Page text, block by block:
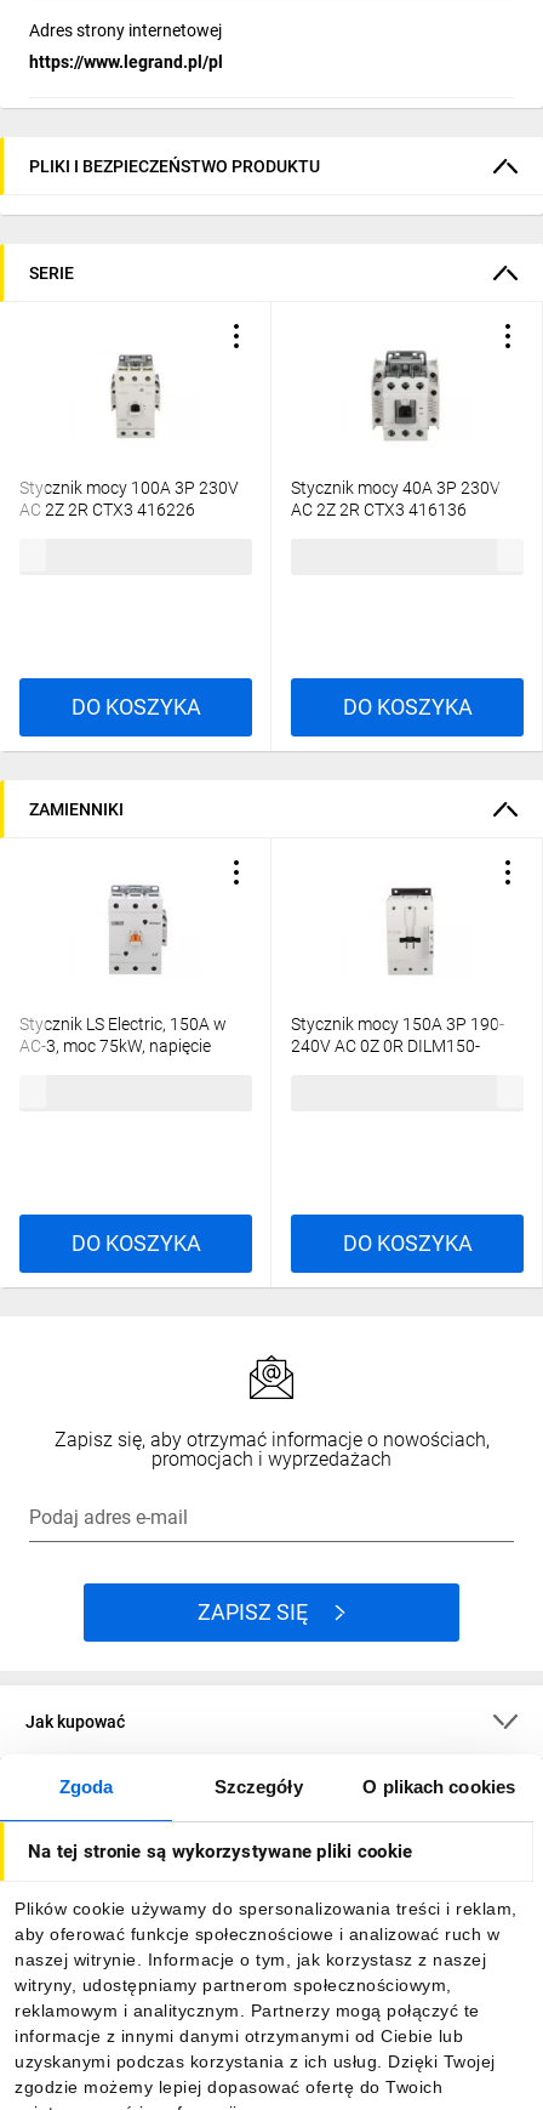
Zgoda Szczegóły O plikach cookies
Na tej stronie są wykorzystywane pliki cookie
Plików cookie używamy do spersonalizowania treści i reklam,
aby oferować funkcje społecznościowe i analizować ruch w
naszej witrynie. Informacje o tym, jak korzystasz z naszej
witryny, udostępniamy partnerom społecznościowym,
reklamowym i analitycznym. Partnerzy mogą połączyć te
informacje z innymi danymi otrzymanymi od Ciebie lub
uzyskanymi podczas korzystania z ich usług. Dzięki Twojej
zgodzie możemy lepiej dopasować ofertę do Twoich
Adres strony internetowej
https://www.legrand.pl/pl
PLIKI I BEZPIECZEŃSTWO PRODUKTU
SERIE
Stycznik mocy 100A 3P 230V
AC 2Z 2R CTX3 416226
DO KOSZYKA
Stycznik mocy 40A 3P 230V
AC 2Z 2R CTX3 416136
DO KOSZYKA
ZAMIENNIKI
Stycznik LS Electric, 150A w
AC-3, moc 75kW, napięcie
DO KOSZYKA
Stycznik mocy 150A 3P 190-
240V AC 0Z 0R DILM150-
DO KOSZYKA
Zapisz się, aby otrzymać informacje o nowościach,
promocjach i wyprzedażach
Podaj adres e-mail
ZAPISZ SIĘ
Jak kupować
O firmie
Informacje
Pobierz naszą aplikację mobilną: